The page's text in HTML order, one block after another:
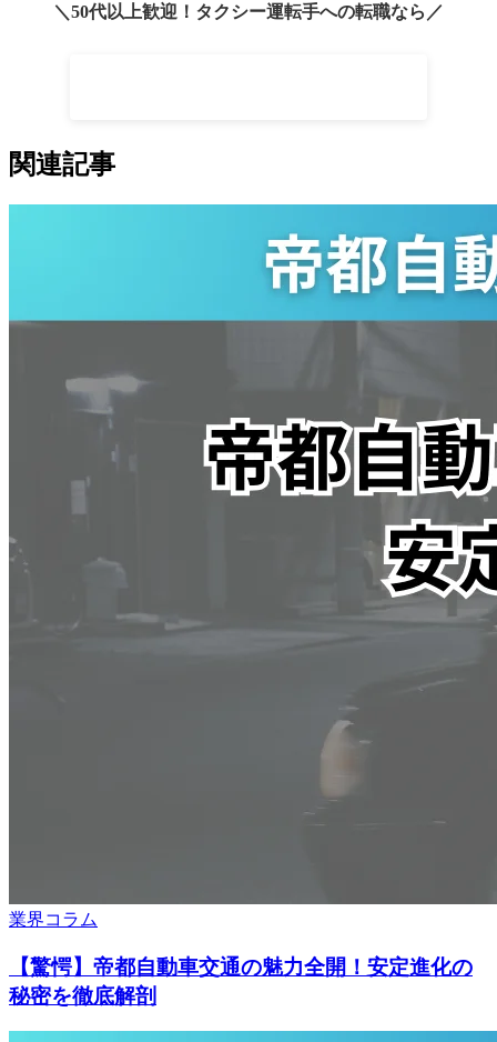
＼50代以上歓迎！タクシー運転手への転職なら／
関連記事
業界コラム
【驚愕】帝都自動車交通の魅力全開！安定進化の
秘密を徹底解剖